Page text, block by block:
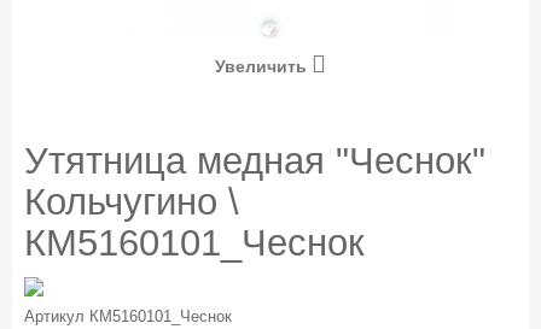
Увеличить
Утятница медная "Чеснок"
Кольчугино \
КМ5160101_Чеснок
Артикул КМ5160101_Чеснок